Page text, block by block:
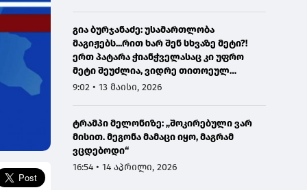
გია ბურჯანაძე: უსამართლობა
მაგიჟებს...რით ხარ შენ სხვაზე მეტი?!
ერთ პატარა ჭიანჭველასაც კი უფრო
მეტი შეუძლია, ვიდრე თითოეულ
ჩვენგანს...
9:02 • 13 მაისი, 2026
ტრამპი მელონიზე: „შოკირებული ვარ
მისით. მეგონა მამაცი იყო, მაგრამ
ვცდებოდი“
16:54 • 14 აპრილი, 2026